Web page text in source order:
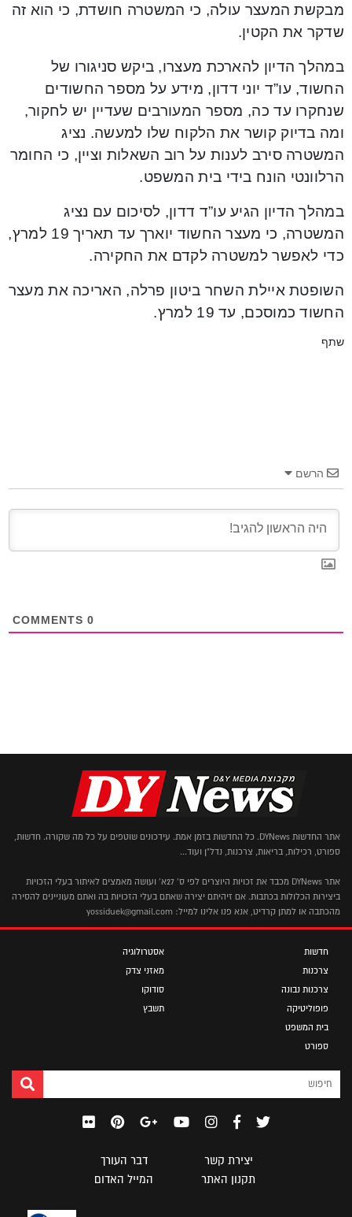
מבקשת המעצר עולה, כי המשטרה חושדת, כי הוא זה
שדקר את הקטין.
במהלך הדיון להארכת מעצרו, ביקש סניגורו של
החשוד, עו”ד יוני דדון, מידע על מספר החשודים
שנחקרו עד כה, מספר המעורבים שעדיין יש לחקור,
ומה בדיוק קושר את הלקוח שלו למעשה. נציג
המשטרה סירב לענות על רוב השאלות וציין, כי החומר
הרלוונטי הונח בידי בית המשפט.
במהלך הדיון הגיע עו”ד דדון, לסיכום עם נציג
המשטרה, כי מעצר החשוד יוארך עד תאריך 19 למרץ,
כדי לאפשר למשטרה לקדם את החקירה.
השופטת איילת השחר ביטון פרלה, האריכה את מעצר
החשוד כמוסכם, עד 19 למרץ.
שתף
הרשם
0
אתר החדשות DYNews. כל החדשות בזמן אמת. עידכונים שוטפים על כל מה שקורה. חדשות,
ספורט, רכילות, בריאות, צרכנות, נדל"ן ועוד...
אתר DYNews מכבד את זכויות היוצרים לפי ס' 27א' ועושה מאמצים לאיתור בעלי הזכויות
ביצירות הכלולות בכתבות. אם זיהיתם יצירה שאתם בעלי הזכויות בה ואתם מעוניינים להסירה
מהכתבה או למתן קרדיט, אנא פנו אלינו למייל: yossiduek@gmail.com
חדשות
צרכנות
צרכנות נבונה
פופוליטיקה
בית המשפט
ספורט
אסטרולוגיה
מאזני צדק
סודוקו
תשבץ
יצירת קשר
דבר העורך
תקנון האתר
המייל האדום